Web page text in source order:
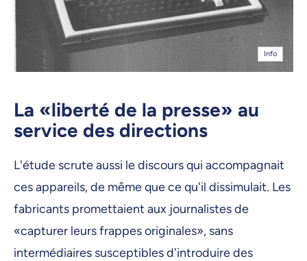
Info
La «liberté de la presse» au
service des directions
L'étude scrute aussi le discours qui accompagnait
ces appareils, de même que ce qu'il dissimulait. Les
fabricants promettaient aux journalistes de
«capturer leurs frappes originales», sans
intermédiaires susceptibles d'introduire des